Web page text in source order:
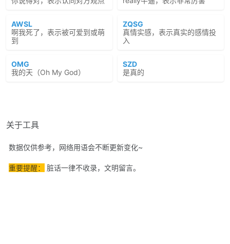
AWSL
啊我死了，表示被可爱到或萌
到
ZQSG
真情实感，表示真实的感情投
入
OMG
我的天（Oh My God）
SZD
是真的
关于工具
数据仅供参考，网络用语会不断更新变化~
重要提醒： 脏话一律不收录，文明留言。